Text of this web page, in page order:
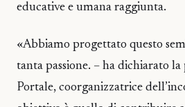
educative e umana raggiunta.
«Abbiamo progettato questo
tanta passione. – ha dichiarato
Portale, coorganizzatrice